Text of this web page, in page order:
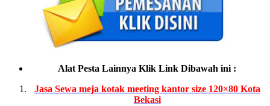
Alat Pesta Lainnya Klik Link Dibawah ini :
Jasa Sewa meja kotak meeting kantor size 120×80 Kota
Bekasi